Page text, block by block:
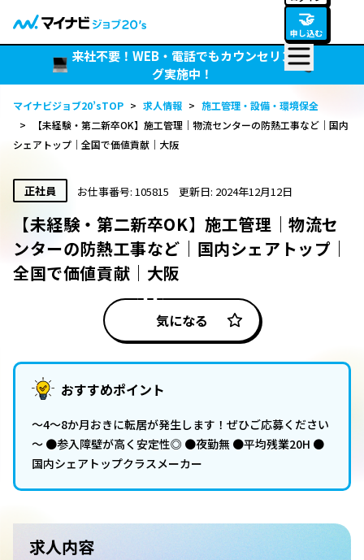
🤝
申し込む
来社不要！WEB・電話でもカウンセリン
グ実施中！
マイナビジョブ20’sTOP > 求人情報 > 施工管理・設備・環境保全
>
【未経験・第二新卒OK】施工管理｜物流センターの防熱工事など｜国内
シェアトップ｜全国で価値貢献｜大阪
正社員 お仕事番号: 105815 更新日: 2024年12月12日
【未経験・第二新卒OK】施工管理｜物流セ
ンターの防熱工事など｜国内シェアトップ｜
全国で価値貢献｜大阪
気になる
おすすめポイント
～4～8か月おきに転居が発生します！ぜひご応募ください
～ ●参入障壁が高く安定性◎ ●夜勤無 ●平均残業20H ●
国内シェアトップクラスメーカー
求人内容